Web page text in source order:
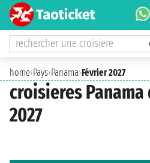
rechercher une croisiere
home›Pays›Panama›Février 2027
croisieres
2027